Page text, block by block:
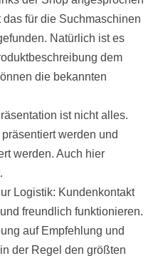
für die Suchmaschinen
Natürlich ist es
dem
die bekannten
ist nicht alles.
werden und
werden. Auch hier
Logistik: Kundenkontakt
freundlich funktionieren.
auf Empfehlung und
der Regel den größten